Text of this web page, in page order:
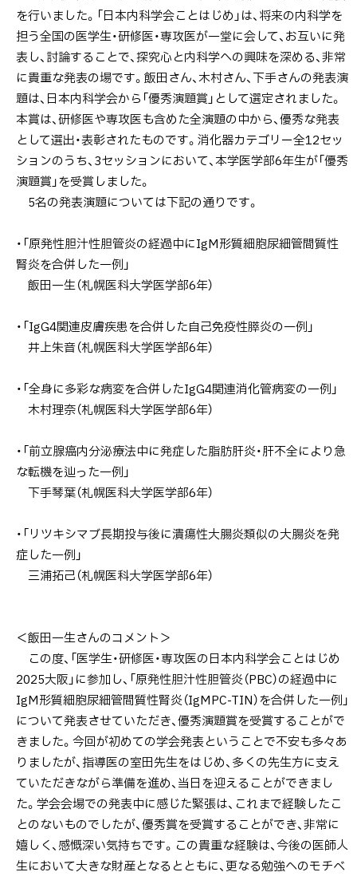
を行いました。「日本内科学会ことはじめ」は、将来の内科学を
担う全国の医学生・研修医・専攻医が一堂に会して、お互いに発
表し、討論することで、探究心と内科学への興味を深める、非常
に貴重な発表の場です。飯田さん、木村さん、下手さんの発表演
題は、日本内科学会から「優秀演題賞」として選定されました。
本賞は、研修医や専攻医も含めた全演題の中から、優秀な発表
として選出・表彰されたものです。消化器カテゴリー全12セッ
ションのうち、3セッションにおいて、本学医学部6年生が「優秀
演題賞」を受賞しました。
5名の発表演題については下記の通りです。
・「原発性胆汁性胆管炎の経過中にIgM形質細胞尿細管間質性
腎炎を合併した一例」
飯田一生（札幌医科大学医学部6年）
・「IgG4関連皮膚疾患を合併した自己免疫性膵炎の一例」
井上朱音（札幌医科大学医学部6年）
・「全身に多彩な病変を合併したIgG4関連消化管病変の一例」
木村理奈（札幌医科大学医学部6年）
・「前立腺癌内分泌療法中に発症した脂肪肝炎・肝不全により急
な転機を辿った一例」
下手琴葉（札幌医科大学医学部6年）
・「リツキシマブ長期投与後に潰瘍性大腸炎類似の大腸炎を発
症した一例」
三浦拓己（札幌医科大学医学部6年）
＜飯田一生さんのコメント＞
この度、「医学生・研修医・専攻医の日本内科学会ことはじめ
2025大阪」に参加し、「原発性胆汁性胆管炎（PBC）の経過中に
IgM形質細胞尿細管間質性腎炎（IgMPC-TIN）を合併した一例」
について発表させていただき、優秀演題賞を受賞することがで
きました。今回が初めての学会発表ということで不安も多々あ
りましたが、指導医の室田先生をはじめ、多くの先生方に支え
ていただきながら準備を進め、当日を迎えることができまし
た。学会会場での発表中に感じた緊張は、これまで経験したこ
とのないものでしたが、優秀賞を受賞することができ、非常に
嬉しく、感慨深い気持ちです。この貴重な経験は、今後の医師人
生において大きな財産となるとともに、更なる勉強へのモチベ